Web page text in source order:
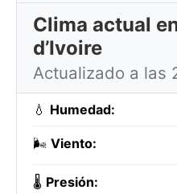
Clima actual
d’Ivoire
Actualizado a las
💧 Humedad:
🌬️ Viento:
🌡️ Presión: